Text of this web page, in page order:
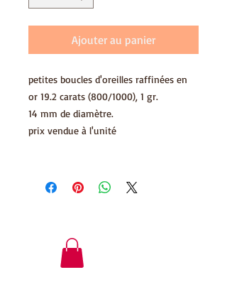
Ajouter au panier
petites boucles d'oreilles raffinées en
or 19.2 carats (800/1000), 1 gr.
14 mm de diamètre.
prix vendue à l'unité